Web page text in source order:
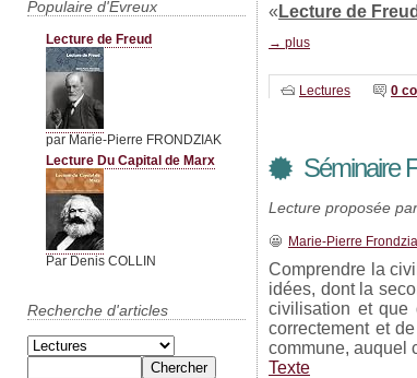
Populaire d'Évreux
Lecture de Freud
par Marie-Pierre FRONDZIAK
Lecture Du Capital de Marx
Par Denis COLLIN
Recherche d'articles
« Lecture de Freud
→ plus
Lectures 0
Séminaire
Lecture proposée
Marie-Pierre
Comprendre la
idées, dont la
civilisation et que
correctement et
commune, auquel
Texte